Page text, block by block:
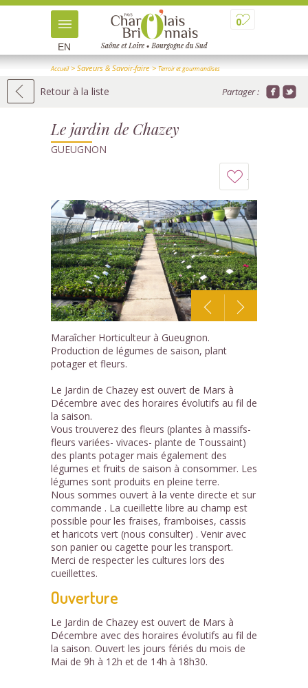
0
EN
Accueil> Saveurs & Savoir-faire > Terroir et gourmandises
Retour à la liste Partager :
Le jardin de Chazey
GUEUGNON
à
mon
carnet
1
Maraîcher Horticulteur à Gueugnon.
Production de légumes de saison, plant
potager et fleurs.
Le Jardin de Chazey est ouvert de Mars à
Décembre avec des horaires évolutifs au fil de
la saison.
Vous trouverez des fleurs (plantes à massifs-
fleurs variées- vivaces- plante de Toussaint)
des plants potager mais également des
légumes et fruits de saison à consommer. Les
légumes sont produits en pleine terre.
Nous sommes ouvert à la vente directe et sur
commande . La cueillette libre au champ est
possible pour les fraises, framboises, cassis
et haricots vert (nous consulter) . Venir avec
son panier ou cagette pour les transport.
Merci de respecter les cultures lors des
cueillettes.
Ouverture
Le Jardin de Chazey est ouvert de Mars à
Décembre avec des horaires évolutifs au fil de
la saison. Ouvert les jours fériés du mois de
Mai de 9h à 12h et de 14h à 18h30.